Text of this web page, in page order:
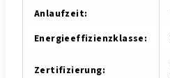
Anlaufzeit:
Energieeffizienzklasse:
Zertifizierung: